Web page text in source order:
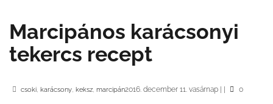
Marcipános karácsonyi
tekercs recept
2016. december 11. vasárnap| | 0
csoki, karácsony, keksz, marcipán